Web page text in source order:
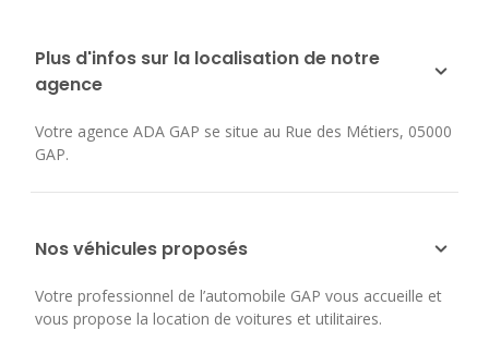
Plus d'infos sur la localisation de notre
agence
Votre agence ADA GAP se situe au Rue des Métiers, 05000
GAP.
Nos véhicules proposés
Votre professionnel de l’automobile GAP vous accueille et
vous propose la location de voitures et utilitaires.